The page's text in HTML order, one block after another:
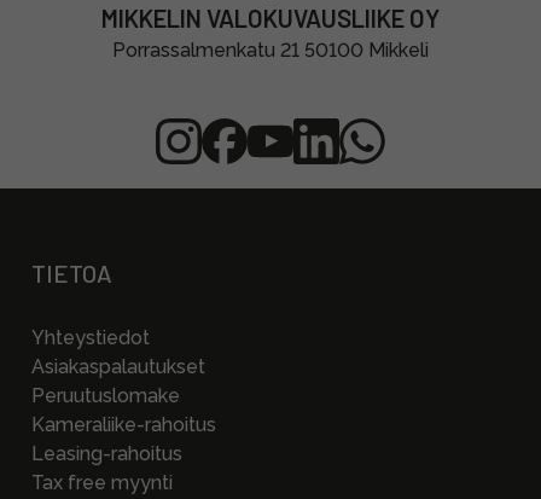
MIKKELIN VALOKUVAUSLIIKE OY
Porrassalmenkatu 21 50100 Mikkeli
TIETOA
Yhteystiedot
Asiakaspalautukset
Peruutuslomake
Kameraliike-rahoitus
Leasing-rahoitus
Tax free myynti